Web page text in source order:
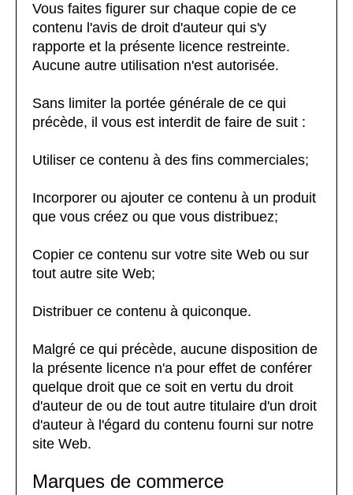
Vous faites figurer sur chaque copie de ce
contenu l'avis de droit d'auteur qui s'y
rapporte et la présente licence restreinte.
Aucune autre utilisation n'est autorisée.
Sans limiter la portée générale de ce qui
précède, il vous est interdit de faire de suit :
Utiliser ce contenu à des fins commerciales;
Incorporer ou ajouter ce contenu à un produit
que vous créez ou que vous distribuez;
Copier ce contenu sur votre site Web ou sur
tout autre site Web;
Distribuer ce contenu à quiconque.
Malgré ce qui précède, aucune disposition de
la présente licence n'a pour effet de conférer
quelque droit que ce soit en vertu du droit
d'auteur de ou de tout autre titulaire d'un droit
d'auteur à l'égard du contenu fourni sur notre
site Web.
Marques de commerce